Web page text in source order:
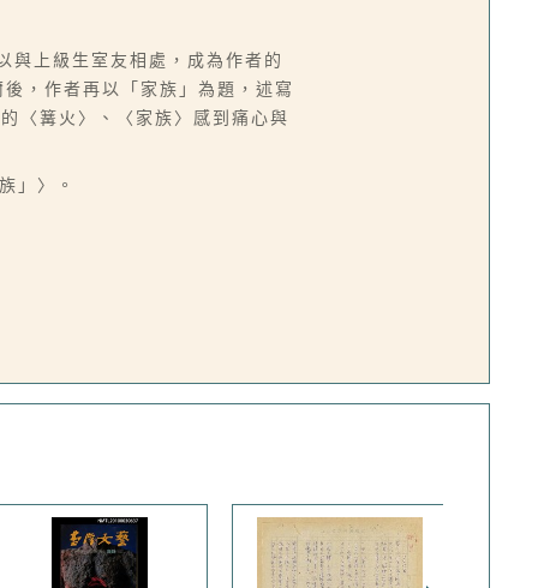
與上級生室友相處，成為作者的
，作者再以「家族」為題，述寫
〈篝火〉、〈家族〉感到痛心與
」〉。